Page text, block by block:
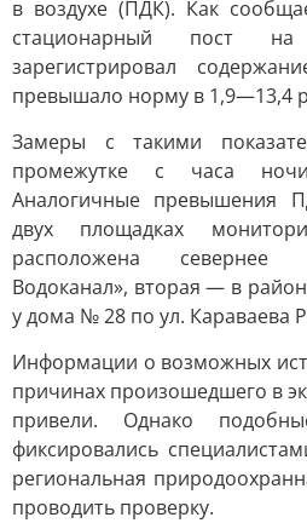
в воздухе (ПДК). Как
стационарный пост
зарегистрировал
превышало норму в 1,9—13,4
Замеры с такими
промежутке с часа
Аналогичные превышения
двух площадках
расположена севернее
Водоканал», вторая — в
у дома № 28 по ул. Караваева
Информации о возможных
причинах произошедшего в
привели. Однако
фиксировались
региональная
проводить проверку.